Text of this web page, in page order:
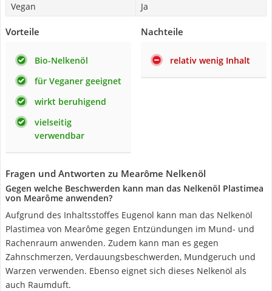
Vegan
Ja
Vorteile
Bio-Nelkenöl
für Veganer geeignet
wirkt beruhigend
vielseitig
verwendbar
Nachteile
relativ wenig Inhalt
Fragen und Antworten zu Mearôme Nelkenöl
Gegen welche Beschwerden kann man das Nelkenöl Plastimea
von Mearôme anwenden?
Aufgrund des Inhaltsstoffes Eugenol kann man das Nelkenöl
Plastimea von Mearôme gegen Entzündungen im Mund- und
Rachenraum anwenden. Zudem kann man es gegen
Zahnschmerzen, Verdauungsbeschwerden, Mundgeruch und
Warzen verwenden. Ebenso eignet sich dieses Nelkenöl als
auch Raumduft.